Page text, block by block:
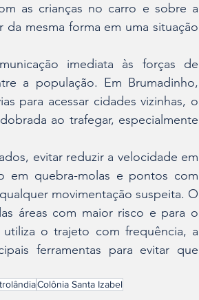
as crianças no carro e sobre a
mesma forma em uma situação
imediata às forças de
a população. Em Brumadinho,
para acessar cidades vizinhas, o
ao trafegar, especialmente
evitar reduzir a velocidade em
em quebra-molas e pontos com
movimentação suspeita. O
áreas com maior risco e para o
o trajeto com frequência, a
ferramentas para evitar que
Colônia Santa Izabel